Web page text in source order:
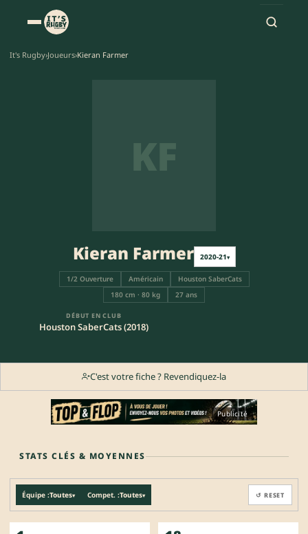
It's Rugby›Joueurs›Kieran Farmer
KF
Kieran Farmer 2020-21▾
1/2 Ouverture Américain
Houston SaberCats
180 cm · 80 kg
27 ans
DÉBUT EN CLUB
Houston SaberCats (2018)
C'est votre fiche ? Revendiquez-la
Publicité
STATS CLÉS & MOYENNES
Équipe :Toutes▾ Compet. :Toutes▾ ↺ RESET